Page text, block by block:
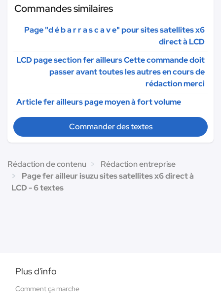
Commandes similaires
Page "d é b a r r a s c a v e" pour sites satellites x6
direct à LCD
LCD page section fer ailleurs Cette commande doit
passer avant toutes les autres en cours de
rédaction merci
Article fer ailleurs page moyen à fort volume
Commander des textes
Rédaction de contenu
Rédaction entreprise
Page fer ailleur isuzu sites satellites x6 direct à
LCD - 6 textes
Plus d'info
Comment ça marche